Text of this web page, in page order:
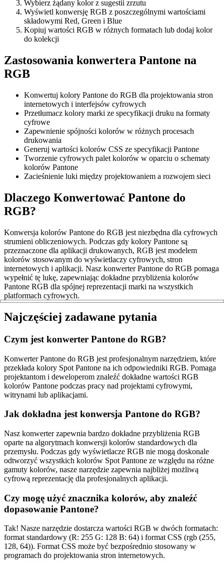
Wybierz żądany kolor z sugestii zrzutu
Wyświetl konwersję RGB z poszczególnymi wartościami
składowymi Red, Green i Blue
Kopiuj wartości RGB w różnych formatach lub dodaj kolor
do kolekcji
Zastosowania konwertera Pantone na
RGB
Konwertuj kolory Pantone do RGB dla projektowania stron
internetowych i interfejsów cyfrowych
Przetłumacz kolory marki ze specyfikacji druku na formaty
cyfrowe
Zapewnienie spójności kolorów w różnych procesach
drukowania
Generuj wartości kolorów CSS ze specyfikacji Pantone
Tworzenie cyfrowych palet kolorów w oparciu o schematy
kolorów Pantone
Zacieśnienie luki między projektowaniem a rozwojem sieci
Dlaczego Konwertować Pantone do
RGB?
Konwersja kolorów Pantone do RGB jest niezbędna dla cyfrowych
strumieni obliczeniowych. Podczas gdy kolory Pantone są
przeznaczone dla aplikacji drukowanych, RGB jest modelem
kolorów stosowanym do wyświetlaczy cyfrowych, stron
internetowych i aplikacji. Nasz konwerter Pantone do RGB pomaga
wypełnić tę lukę, zapewniając dokładne przybliżenia kolorów
Pantone RGB dla spójnej reprezentacji marki na wszystkich
platformach cyfrowych.
Najczęściej zadawane pytania
Czym jest konwerter Pantone do RGB?
Konwerter Pantone do RGB jest profesjonalnym narzędziem, które
przekłada kolory Spot Pantone na ich odpowiedniki RGB. Pomaga
projektantom i deweloperom znaleźć dokładne wartości RGB
kolorów Pantone podczas pracy nad projektami cyfrowymi,
witrynami lub aplikacjami.
Jak dokładna jest konwersja Pantone do RGB?
Nasz konwerter zapewnia bardzo dokładne przybliżenia RGB
oparte na algorytmach konwersji kolorów standardowych dla
przemysłu. Podczas gdy wyświetlacze RGB nie mogą doskonale
odtworzyć wszystkich kolorów Spot Pantone ze względu na różne
gamuty kolorów, nasze narzędzie zapewnia najbliżej możliwą
cyfrową reprezentację dla profesjonalnych aplikacji.
Czy mogę użyć znacznika kolorów, aby znaleźć
dopasowanie Pantone?
Tak! Nasze narzędzie dostarcza wartości RGB w dwóch formatach:
format standardowy (R: 255 G: 128 B: 64) i format CSS (rgb (255,
128, 64)). Format CSS może być bezpośrednio stosowany w
programach do projektowania stron internetowych.